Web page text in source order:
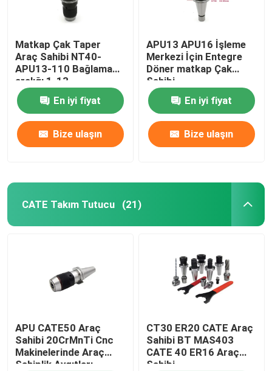
Matkap Çak Taper
Araç Sahibi NT40-
APU13-110 Bağlama
aralığı 1-13
En iyi fiyat
Bize ulaşın
APU13 APU16 İşleme
Merkezi İçin Entegre
Döner matkap Çak
Sahibi
En iyi fiyat
Bize ulaşın
CATE Takım Tutucu (21)
APU CATE50 Araç
Sahibi 20CrMnTi Cnc
Makinelerinde Araç
Sahiplik Aygıtları
CT30 ER20 CATE Araç
Sahibi BT MAS403
CATE 40 ER16 Araç
Sahibi